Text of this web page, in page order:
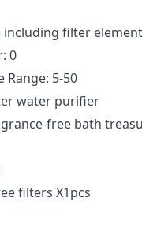
including filter element
0
Range: 5-50
water purifier
free bath
filters X1pcs